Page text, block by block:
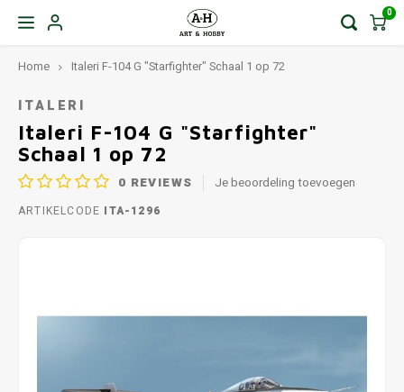
0
Home Italeri F-104 G "Starfighter" Schaal 1 op 72
ITALERI
Italeri F-104 G "Starfighter"
Schaal 1 op 72
0 REVIEWS Je beoordeling toevoegen
ARTIKELCODE ITA-1296